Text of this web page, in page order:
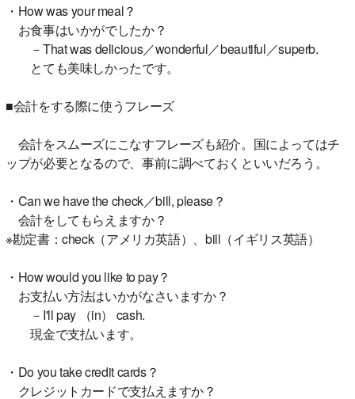
・How was your meal？
お食事はいかがでしたか？
－That was delicious／wonderful／beautiful／superb.
とても美味しかったです。
■会計をする際に使うフレーズ
会計をスムーズにこなすフレーズも紹介。国によってはチ
ップが必要となるので、事前に調べておくといいだろう。
・Can we have the check／bill, please？
会計をしてもらえますか？
※勘定書：check（アメリカ英語）、bill（イギリス英語）
・How would you like to pay？
お支払い方法はいかがなさいますか？
－I'll pay （in） cash.
現金で支払います。
・Do you take credit cards？
クレジットカードで支払えますか？